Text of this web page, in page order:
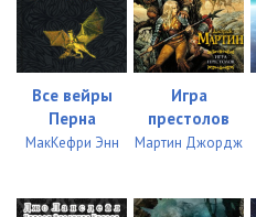
Все вейры
Перна
МакКефри Энн
Игра
престолов
Мартин Джордж